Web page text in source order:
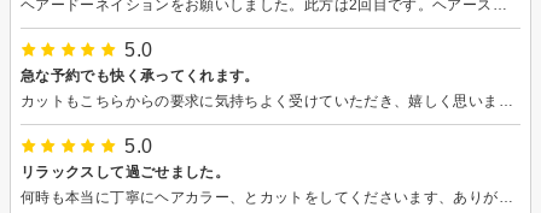
5.0
急な予約でも快く承ってくれます。
5.0
リラックスして過ごせました。